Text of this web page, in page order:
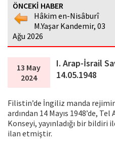
ÖNCEKİ HABER
Hâkim en-Nisâburî
M.Yaşar Kandemir, 03
Ağu 2026
13 May
2024
I. Arap-İsrail
14.05.1948
Filistin’de İngiliz manda
ardından 14 Mayıs 1948’de,
Konseyi, yayınladığı bir
ilan etmiştir.